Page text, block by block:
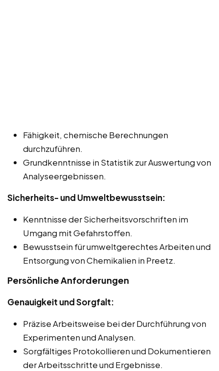
Fähigkeit, chemische Berechnungen
durchzuführen.
Grundkenntnisse in Statistik zur Auswertung von
Analyseergebnissen.
Sicherheits- und Umweltbewusstsein:
Kenntnisse der Sicherheitsvorschriften im
Umgang mit Gefahrstoffen.
Bewusstsein für umweltgerechtes Arbeiten und
Entsorgung von Chemikalien in Preetz.
Persönliche Anforderungen
Genauigkeit und Sorgfalt:
Präzise Arbeitsweise bei der Durchführung von
Experimenten und Analysen.
Sorgfältiges Protokollieren und Dokumentieren
der Arbeitsschritte und Ergebnisse.